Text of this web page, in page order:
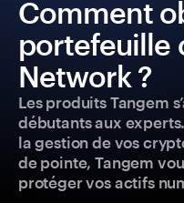
Comment
portefeuille
Network ?
Les produits Tangem
débutants aux
la gestion de vos
de pointe, Tangem
protéger vos actifs